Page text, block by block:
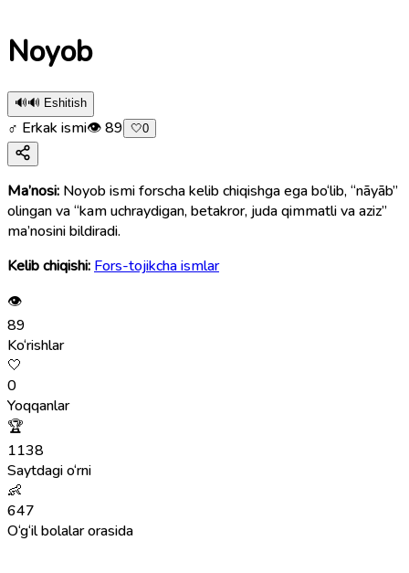
Noyob
🔊🔊 Eshitish
♂ Erkak ismi👁89 🤍0
Ma’nosi: Noyob ismi forscha kelib chiqishga ega bo‘lib, “nāyāb”
olingan va “kam uchraydigan, betakror, juda qimmatli va aziz”
ma’nosini bildiradi.
Kelib chiqishi: Fors-tojikcha ismlar
👁
89
Ko‘rishlar
🤍
0
Yoqqanlar
🏆
1138
Saytdagi o‘rni
👶
647
O‘g‘il bolalar orasida